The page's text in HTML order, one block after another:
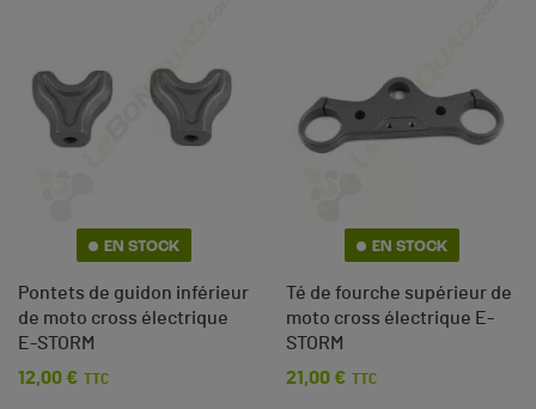
EN STOCK
Pontets de guidon inférieur
de moto cross électrique
E-STORM
Prix
12,00 € TTC
EN STOCK
Té de fourche supérieur de
moto cross électrique E-
STORM
Prix
21,00 € TTC